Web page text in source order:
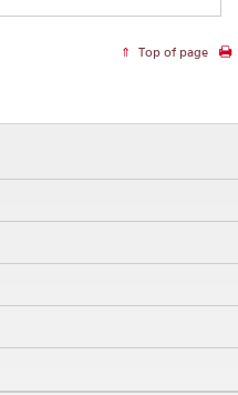
Top of page